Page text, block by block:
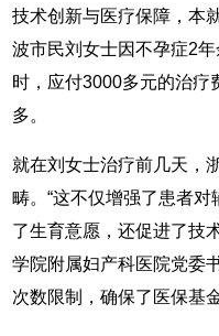
技术创新与医疗保障，本
波市民刘女士因不孕症2
时，应付3000多元的治疗
多。
就在刘女士治疗前几天，
畴。“这不仅增强了患者
了生育意愿，还促进了技
学院附属妇产科医院党委
次数限制，确保了医保基